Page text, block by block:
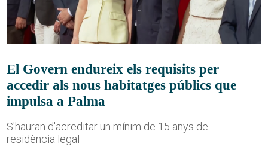
El Govern endureix els requisits per
accedir als nous habitatges públics que
impulsa a Palma
S'hauran d'acreditar un mínim de 15 anys de
residència legal